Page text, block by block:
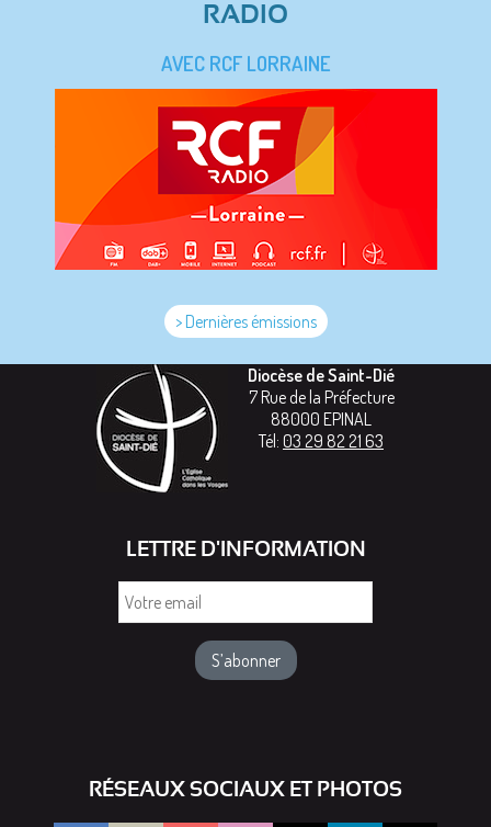
RADIO
AVEC RCF LORRAINE
> Dernières émissions
Diocèse de Saint-Dié
7 Rue de la Préfecture
88000 EPINAL
Tél: 03 29 82 21 63
LETTRE D'INFORMATION
RÉSEAUX SOCIAUX ET PHOTOS